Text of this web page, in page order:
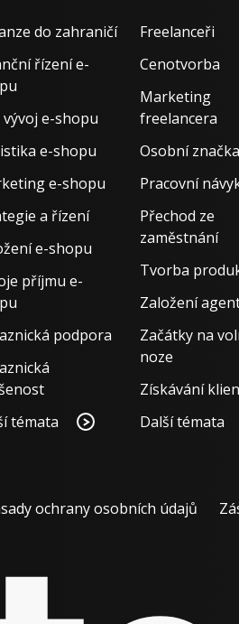
do zahraničí
řízení e-
vývoj e-shopu
e-shopu
e-shopu
a řízení
e-shopu
příjmu e-
podpora
témata
Freelanceři
Cenotvorba
Marketing
freelancera
Osobní značka
Pracovní
Přechod ze
zaměstnání
Tvorba
Založení
Začátky na
noze
Získávání
Další témata
ochrany osobních údajů